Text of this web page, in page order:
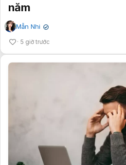
năm
Mẫn Nhi ✔
5 giờ trước